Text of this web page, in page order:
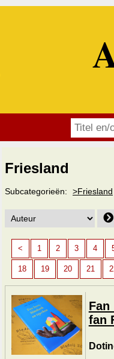
Friesland
Subcategorieën: >Friesland
< 1 2 3 4
18 19 20 21
fan